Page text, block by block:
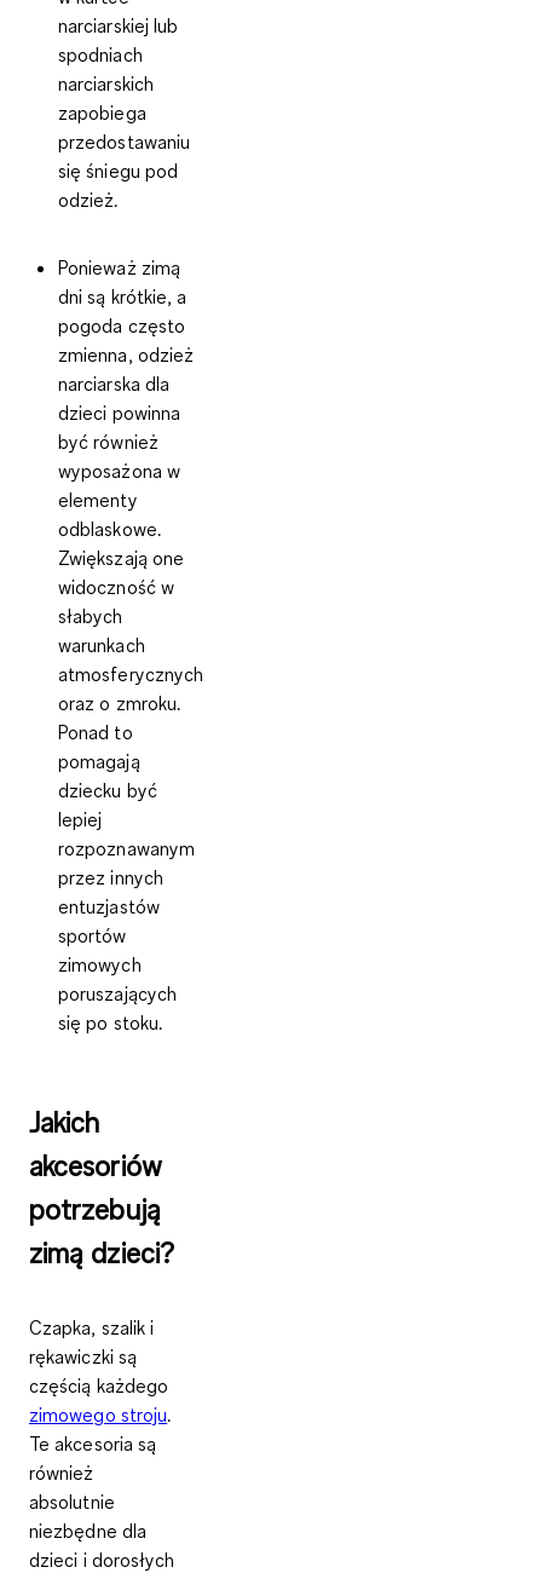
narciarskiej lub
spodniach
narciarskich
zapobiega
przedostawaniu
się śniegu pod
odzież.
Ponieważ zimą
dni są krótkie, a
pogoda często
zmienna, odzież
narciarska dla
dzieci powinna
być również
wyposażona w
elementy
odblaskowe.
Zwiększają one
widoczność w
słabych
warunkach
atmosferycznych
oraz o zmroku.
Ponad to
pomagają
dziecku być
lepiej
rozpoznawanym
przez innych
entuzjastów
sportów
zimowych
poruszających
się po stoku.
Jakich
akcesoriów
potrzebują
zimą dzieci?
Czapka, szalik i
rękawiczki są
częścią każdego
zimowego stroju.
Te akcesoria są
również
absolutnie
niezbędne dla
dzieci i dorosłych